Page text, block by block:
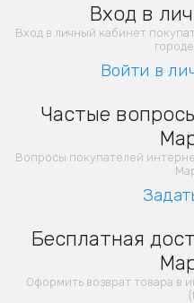
Вход в
Вход в личный кабинет
Войти в
Частые
Вопросы покупателей
Бесплатная
Оформить возврат товара в